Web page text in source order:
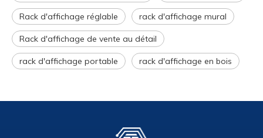
Rack d'affichage réglable rack d'affichage mural
Rack d'affichage de vente au détail
rack d'affichage portable rack d'affichage en bois